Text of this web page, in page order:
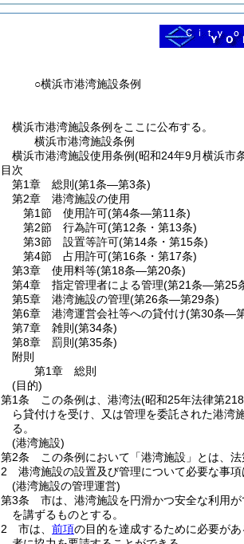
○横浜市港湾施設条例
横浜市港湾施設条例をここに公布する。
横浜市港湾施設条例
横浜市港湾施設使用条例(昭和24年9月横浜市
目次
第1章
総則 (第1条―第3条)
第2章
港湾施設の使用
第1節
使用許可(第4条―第11条)
第2節
行為許可(第12条・第13条)
第3節
設置等許可(第14条・第15条)
第4節
占用許可(第16条・第17条)
第3章
使用料等(第18条―第20条)
第4章
指定管理者による管理(第21条―第25
第5章
港湾施設の管理(第26条―第29条)
第6章
港湾運営会社等への貸付け(第30条―
第7章
雑則 (第34条)
第8章
罰則 (第35条)
附則
第1章
総則
(目的)
第1条
この条例は、港湾法(昭和25年法律第
ら貸付けを受け、又は管理を委託された港湾
る。
(港湾施設)
第2条
この条例において「港湾施設」とは、
2
港湾施設の設置及び管理について必要な事項
(港湾施設の管理運営)
第3条
市は、港湾施設を円滑かつ安全な利用
を講ずるものとする。
2
市は、 前項の目的を達成するために必要が